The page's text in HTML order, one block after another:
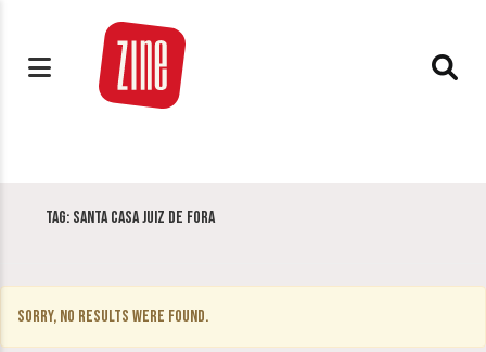
Tag: Santa Casa Juiz de Fora
Sorry, no results were found.